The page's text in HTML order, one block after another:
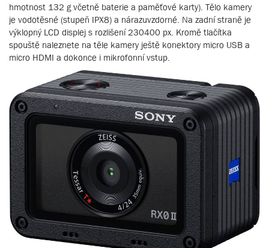
hmotnost 132 g včetně baterie a paměťové karty). Tělo kamery
je vodotěsné (stupeň IPX8) a nárazuvzdorné. Na zadní straně je
výklopný LCD displej s rozlišení 230400 px. Kromě tlačítka
spouště naleznete na těle kamery ještě konektory micro USB a
micro HDMI a dokonce i mikrofonní vstup.